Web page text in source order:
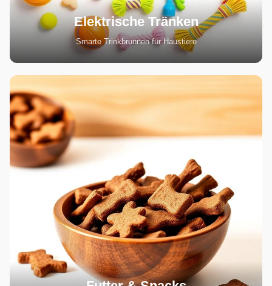
Elektrische Tränken
Smarte Trinkbrunnen für Haustiere